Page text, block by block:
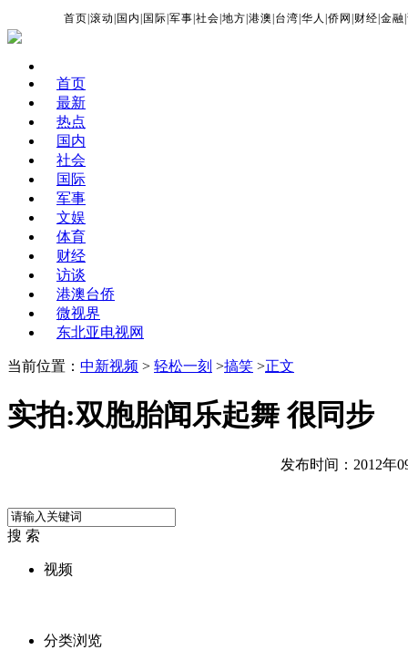
首页 |滚动 国内 国际 |军事 |社会 |地方 |港澳 台湾 |华人 |侨网 财经 |金融 |
首页
最新
热点
国内
社会
国际
军事
文娱
体育
财经
访谈
港澳台侨
微视界
东北亚电视网
当前位置： 中新视频 > 轻松一刻 >搞笑 >正文
实拍:双胞胎闻乐起舞 很同步
发布时间：2012年
搜 索
视频
分类浏览